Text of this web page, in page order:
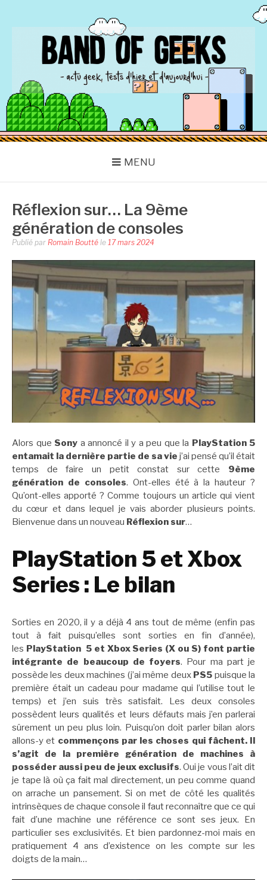
BAND OF GEEKS
Actu Geek d'hier et d'aujourd'hui
MENU
Réflexion sur… La 9ème
génération de consoles
Publié par Romain Boutté le 17 mars 2024
Alors que Sony a annoncé il y a peu que la PlayStation 5
entamait la dernière partie de sa vie j’ai pensé qu’il était
temps de faire un petit constat sur cette 9ème
génération de consoles. Ont-elles été à la hauteur ?
Qu’ont-elles apporté ? Comme toujours un article qui vient
du cœur et dans lequel je vais aborder plusieurs points.
Bienvenue dans un nouveau Réflexion sur…
PlayStation 5 et Xbox
Series : Le bilan
Sorties en 2020, il y a déjà 4 ans tout de même (enfin pas
tout à fait puisqu’elles sont sorties en fin d’année),
les PlayStation 5 et Xbox Series (X ou S) font partie
intégrante de beaucoup de foyers. Pour ma part je
possède les deux machines (j’ai même deux PS5 puisque la
première était un cadeau pour madame qui l’utilise tout le
temps) et j’en suis très satisfait. Les deux consoles
possèdent leurs qualités et leurs défauts mais j’en parlerai
sûrement un peu plus loin. Puisqu’on doit parler bilan alors
allons-y et commençons par les choses qui fâchent. Il
s’agit de la première génération de machines à
posséder aussi peu de jeux exclusifs. Oui je vous l’ait dit
je tape là où ça fait mal directement, un peu comme quand
on arrache un pansement. Si on met de côté les qualités
intrinsèques de chaque console il faut reconnaître que ce qui
fait d’une machine une référence ce sont ses jeux. En
particulier ses exclusivités. Et bien pardonnez-moi mais en
pratiquement 4 ans d’existence on les compte sur les
doigts de la main…